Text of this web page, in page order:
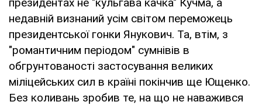
недавній визнаний усім світом переможець
президентської гонки Янукович. Та, втім, з
"романтичним періодом" сумнівів в
обгрунтованості застосування великих
міліцейських сил в країні покінчив ще Ющенко.
Без коливань зробив те, на що не наважився